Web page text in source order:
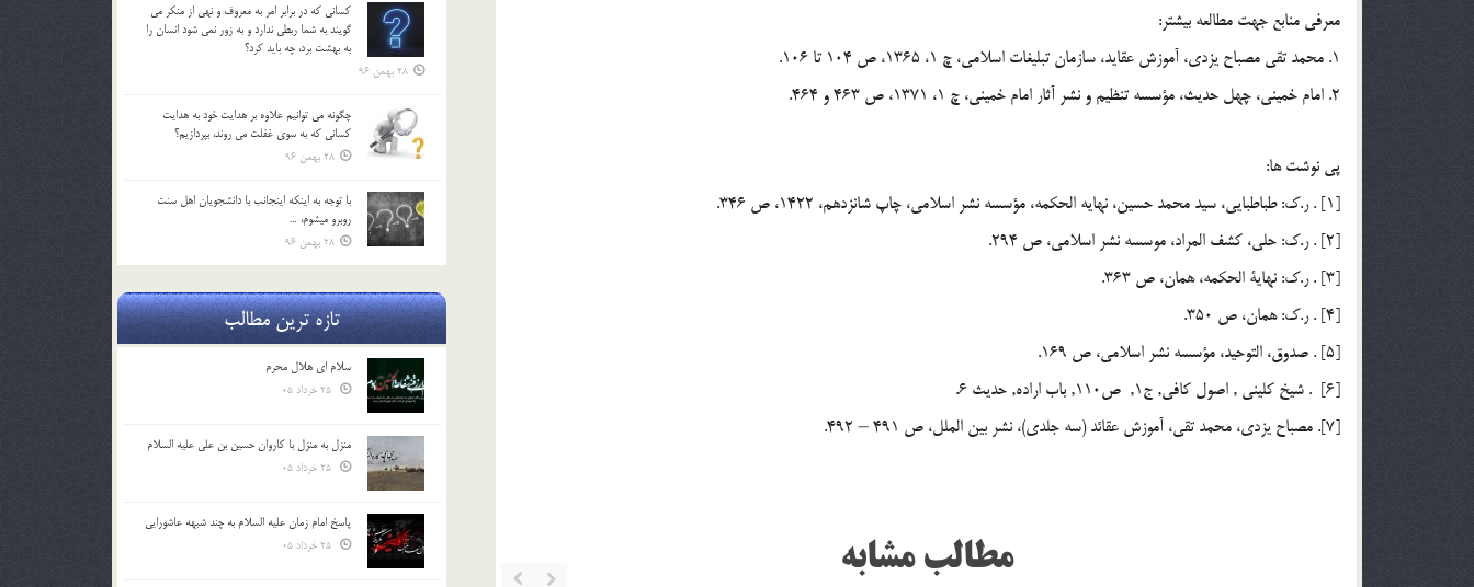
معرفي منابع جهت مطالعه بيشتر:
1. محمد تقي مصباح يزدي، آموزش عقايد، سازمان تبليغات اسلامي، چ 1، 1365، ص 104 تا 106.
2. امام خميني، چهل حديث، مؤسسه تنظيم و نشر آثار امام خميني، چ 1، 1371، ص 463 و 464.
پي نوشت ها:
[1] . ر.ك: طباطبايي، سيد محمد حسين، نهايه الحكمه، مؤسسه نشر اسلامي، چاپ شانزدهم، 1422، ص 346.
[2] . ر.ك: حلي، كشف المراد، موسسه نشر اسلامي، ص 294.
[3] . ر.ك: نهاية الحكمه، همان، ص 363.
[4] . ر.ك: همان، ص 350.
[5] . صدوق، التوحيد، مؤسسه نشر اسلامي، ص 169.
[6] . شيخ کليني , اصول کافي, ج1, ص110, باب اراده, حديث 6.
[7]. مصباح يزدي، محمد تقي، آموزش عقائد (سه جلدي)، نشر بين الملل، ص 491 – 492.
مطالب مشابه
كساني كه در برابر امر به معروف و نهي از منكر مي
گويند به شما ربطي ندارد و به زور نمي شود انسان را
به بهشت برد، چه بايد كرد؟
28 بهمن 96
چگونه مي توانيم علاوه بر هدايت خود به هدايت
كساني كه به سوي غفلت مي روند، بپردازيم؟
28 بهمن 96
با توجه به اينكه اينجانب با دانشجويان اهل سنت
روبرو مي‎شوم، …
28 بهمن 96
تازه ترین مطالب
سلام ای هلال محرم
منزل به منزل با کاروان حسین بن علی علیه السلام
پاسخ امام زمان علیه السلام به چند شبهه عاشورایی